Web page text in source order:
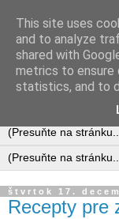
štvrtok 17.
Recepty pre
This site uses
and to analyze
shared with
metrics to ensure
statistics, and to